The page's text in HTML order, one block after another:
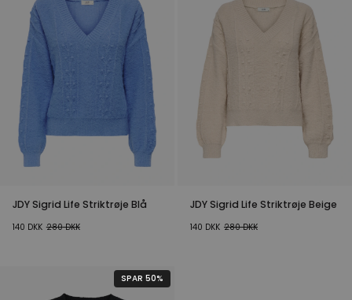
JDY Sigrid Life Striktrøje Blå
140 DKK 280DKK
JDY Sigrid Life Striktrøje Beige
140 DKK 280DKK
SPAR 50%